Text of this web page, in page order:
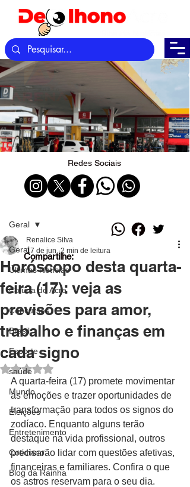
Redes Sociais
Geral
Últimas Notícias
Coluna do Acre
Concursos
Brasil
Esporte
saúde
Mundo
Eleições
Entretenimento
Cotidiano
Blog da Rainha
Geral
Horóscopo desta quarta-
feira (17): veja as
previsões para amor,
trabalho e finanças em
cada signo
Renalice Silva
17 de jun. 2 min de leitura
Avaliado com NaN de 5 estrelas.
A quarta-feira (17) promete movimentar
as emoções e trazer oportunidades de
transformação para todos os signos do
zodíaco. Enquanto alguns terão
destaque na vida profissional, outros
precisarão lidar com questões afetivas,
financeiras e familiares. Confira o que
os astros reservam para o seu dia.
Compartilhe: